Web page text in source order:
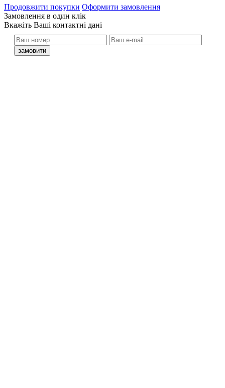
Продовжити покупки Оформити замовлення
Замовлення в один клік
кажіть Ваші контактні дані